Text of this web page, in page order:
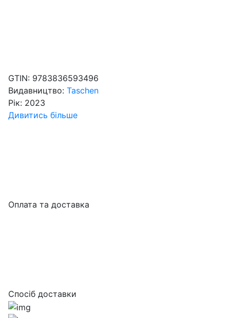
GTIN: 9783836593496
Видавництво: Taschen
Рік: 2023
Дивитись більше
Оплата та доставка
Спосіб доставки